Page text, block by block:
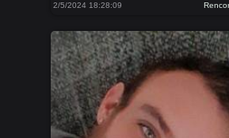
2/5/2024 18:28:09